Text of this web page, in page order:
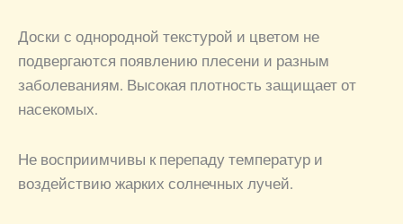
Доски с однородной текстурой и цветом не
подвергаются появлению плесени и разным
заболеваниям. Высокая плотность защищает от
насекомых.
Не восприимчивы к перепаду температур и
воздействию жарких солнечных лучей.